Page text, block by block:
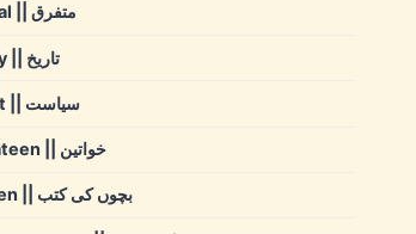
General || متفرق
History || تاریخ
Siyasat || سیاست
Khawateen || خواتین
Children || بچوں کی کتب